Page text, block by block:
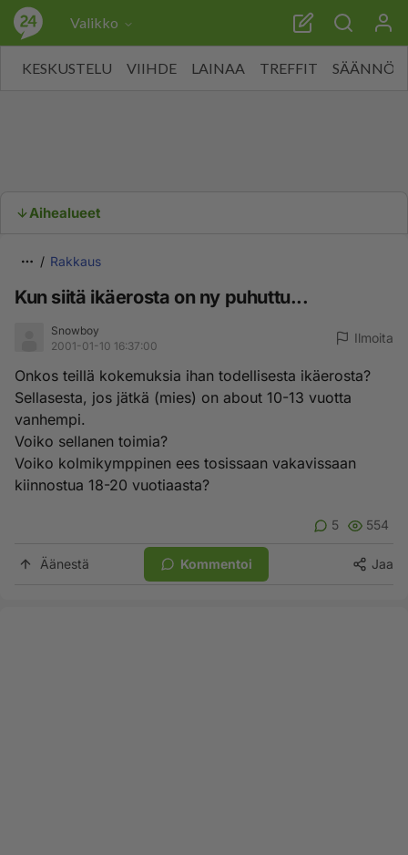
Valikko
KESKUSTELU VIIHDE LAINAA TREFFIT SÄÄNNÖT
Aihealueet
Rakkaus
Kun siitä ikäerosta on ny puhuttu...
Snowboy
2001-01-10 16:37:00
Ilmoita
Onkos teillä kokemuksia ihan todellisesta ikäerosta?
Sellasesta, jos jätkä (mies) on about 10-13 vuotta
vanhempi.
Voiko sellanen toimia?
Voiko kolmikymppinen ees tosissaan vakavissaan
kiinnostua 18-20 vuotiaasta?
5 554
Äänestä Kommentoi Jaa